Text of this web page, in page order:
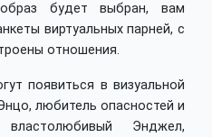
будет выбран, вам
виртуальных парней, с
отношения.
появиться в визуальной
любитель опасностей и
Энджел,